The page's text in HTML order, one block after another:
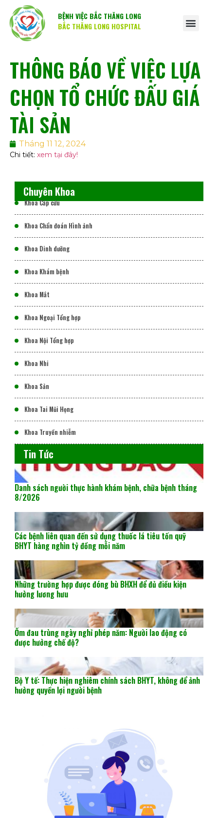
BỆNH VIỆC BẮC THĂNG LONG
BẮC THĂNG LONG HOSPITAL
THÔNG BÁO VỀ VIỆC LỰA
CHỌN TỔ CHỨC ĐẤU GIÁ
TÀI SẢN
Tháng 11 12, 2024
Chi tiết: xem tại đây!
Chuyên Khoa
Khoa Cấp cứu
Khoa Chẩn đoán Hình ảnh
Khoa Dinh dưỡng
Khoa Khám bệnh
Khoa Mắt
Khoa Ngoại Tổng hợp
Khoa Nội Tổng hợp
Khoa Nhi
Khoa Sản
Khoa Tai Mũi Họng
Khoa Truyền nhiễm
Tin Tức
Danh sách người thực hành khám bệnh, chữa bệnh tháng
8/2026
Các bệnh liên quan đến sử dụng thuốc lá tiêu tốn quỹ
BHYT hàng nghìn tỷ đồng mỗi năm
Những trường hợp được đóng bù BHXH để đủ điều kiện
hưởng lương hưu
Ốm đau trùng ngày nghỉ phép năm: Người lao động có
được hưởng chế độ?
Bộ Y tế: Thực hiện nghiêm chính sách BHYT, không để ảnh
hưởng quyền lợi người bệnh